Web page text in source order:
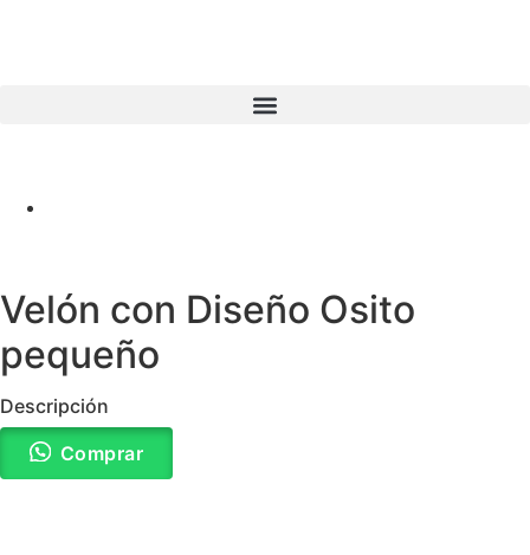
Velón con Diseño Osito
pequeño
Descripción
Comprar